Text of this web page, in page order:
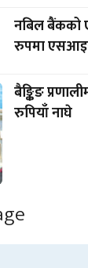
नबिल बैंकको
रुपमा
बैङ्किङ
रुपियाँ नाघे